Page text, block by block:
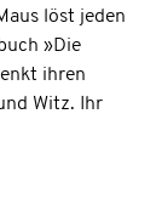
löst jeden
»Die
ihren
Witz. Ihr